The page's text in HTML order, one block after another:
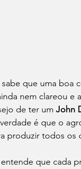
que uma boa
nem clareou e
de ter um John
é que o
produzir todos os
entende que cada